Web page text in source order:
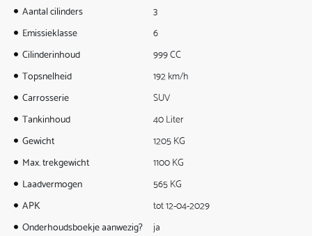
Aantal cilinders
3
Emissieklasse
6
Cilinderinhoud
999 CC
Topsnelheid
192 km/h
Carrosserie
SUV
Tankinhoud
40 Liter
Gewicht
1205 KG
Max. trekgewicht
1100 KG
Laadvermogen
565 KG
APK
tot 12-04-2029
Onderhoudsboekje aanwezig?
ja